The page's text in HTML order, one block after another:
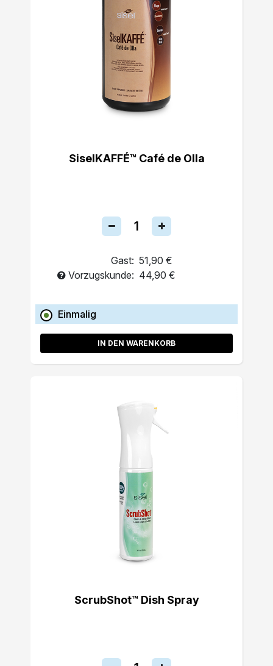
SiselKAFFÉ™ Café de Olla
Gast: 51,90 €
Vorzugskunde: 44,90 €
Einmalig
IN DEN WARENKORB
ScrubShot™ Dish Spray